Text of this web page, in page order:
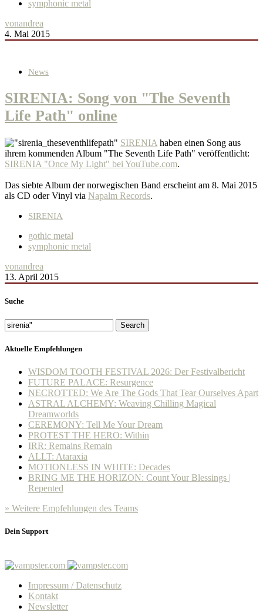
symphonic metal
vonandrea
4. Mai 2015
News
SIRENIA: Song von "The Seventh
Life Path" online
SIRENIA haben einen Song aus
ihrem kommenden Album "The Seventh Life Path" veröffentlicht:
SIRENIA "Once My Light" bei YouTube.com.
Das siebte Album der norwegischen Band erscheint am 8. Mai 2015
als CD oder Vinyl via Napalm Records.
SIRENIA
gothic metal
symphonic metal
vonandrea
13. April 2015
Suche
Search
Aktuelle Empfehlungen
WISDOM TOOTH FESTIVAL 2026: Der Festivalbericht
FUTURE PALACE: Resurgence
NECROTTED: We Are The Gods That Tear Ourselves Apart
ASTRAL ALCHEMY: Weaving Chilling Magical
Dreamworlds
CEREMONY: Tell Me Your Dream
PROTEST THE HERO: Within
IRR: Remains Remain
ALLT: Ataraxia
MOTIONLESS IN WHITE: Decades
BRING ME THE HORIZON: Count Your Blessings |
Repented
» Weitere Empfehlungen des Teams
Dein Support
Impressum / Datenschutz
Kontakt
Newsletter